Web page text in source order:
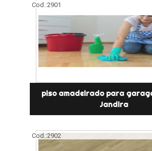
Cod.:2901
piso amadeirado para
Jandira
Cod.:2902